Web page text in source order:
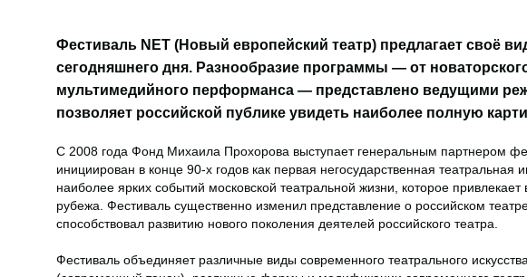
Фестиваль NET (Новый европейский театр) предлагает своё
сегодняшнего дня. Разнообразие программы — от
мультимедийного перформанса — представлено ведущими
позволяет российской публике увидеть наиболее полную
С 2008 года Фонд Михаила Прохорова выступает генеральным партнером
инициирован в конце 90-х годов как первая негосударственная
наиболее ярких событий московской театральной жизни, которое
рубежа. Фестиваль существенно изменил представление о российском
способствовал развитию нового поколения деятелей российского театра.
Фестиваль объединяет различные виды современного театрального